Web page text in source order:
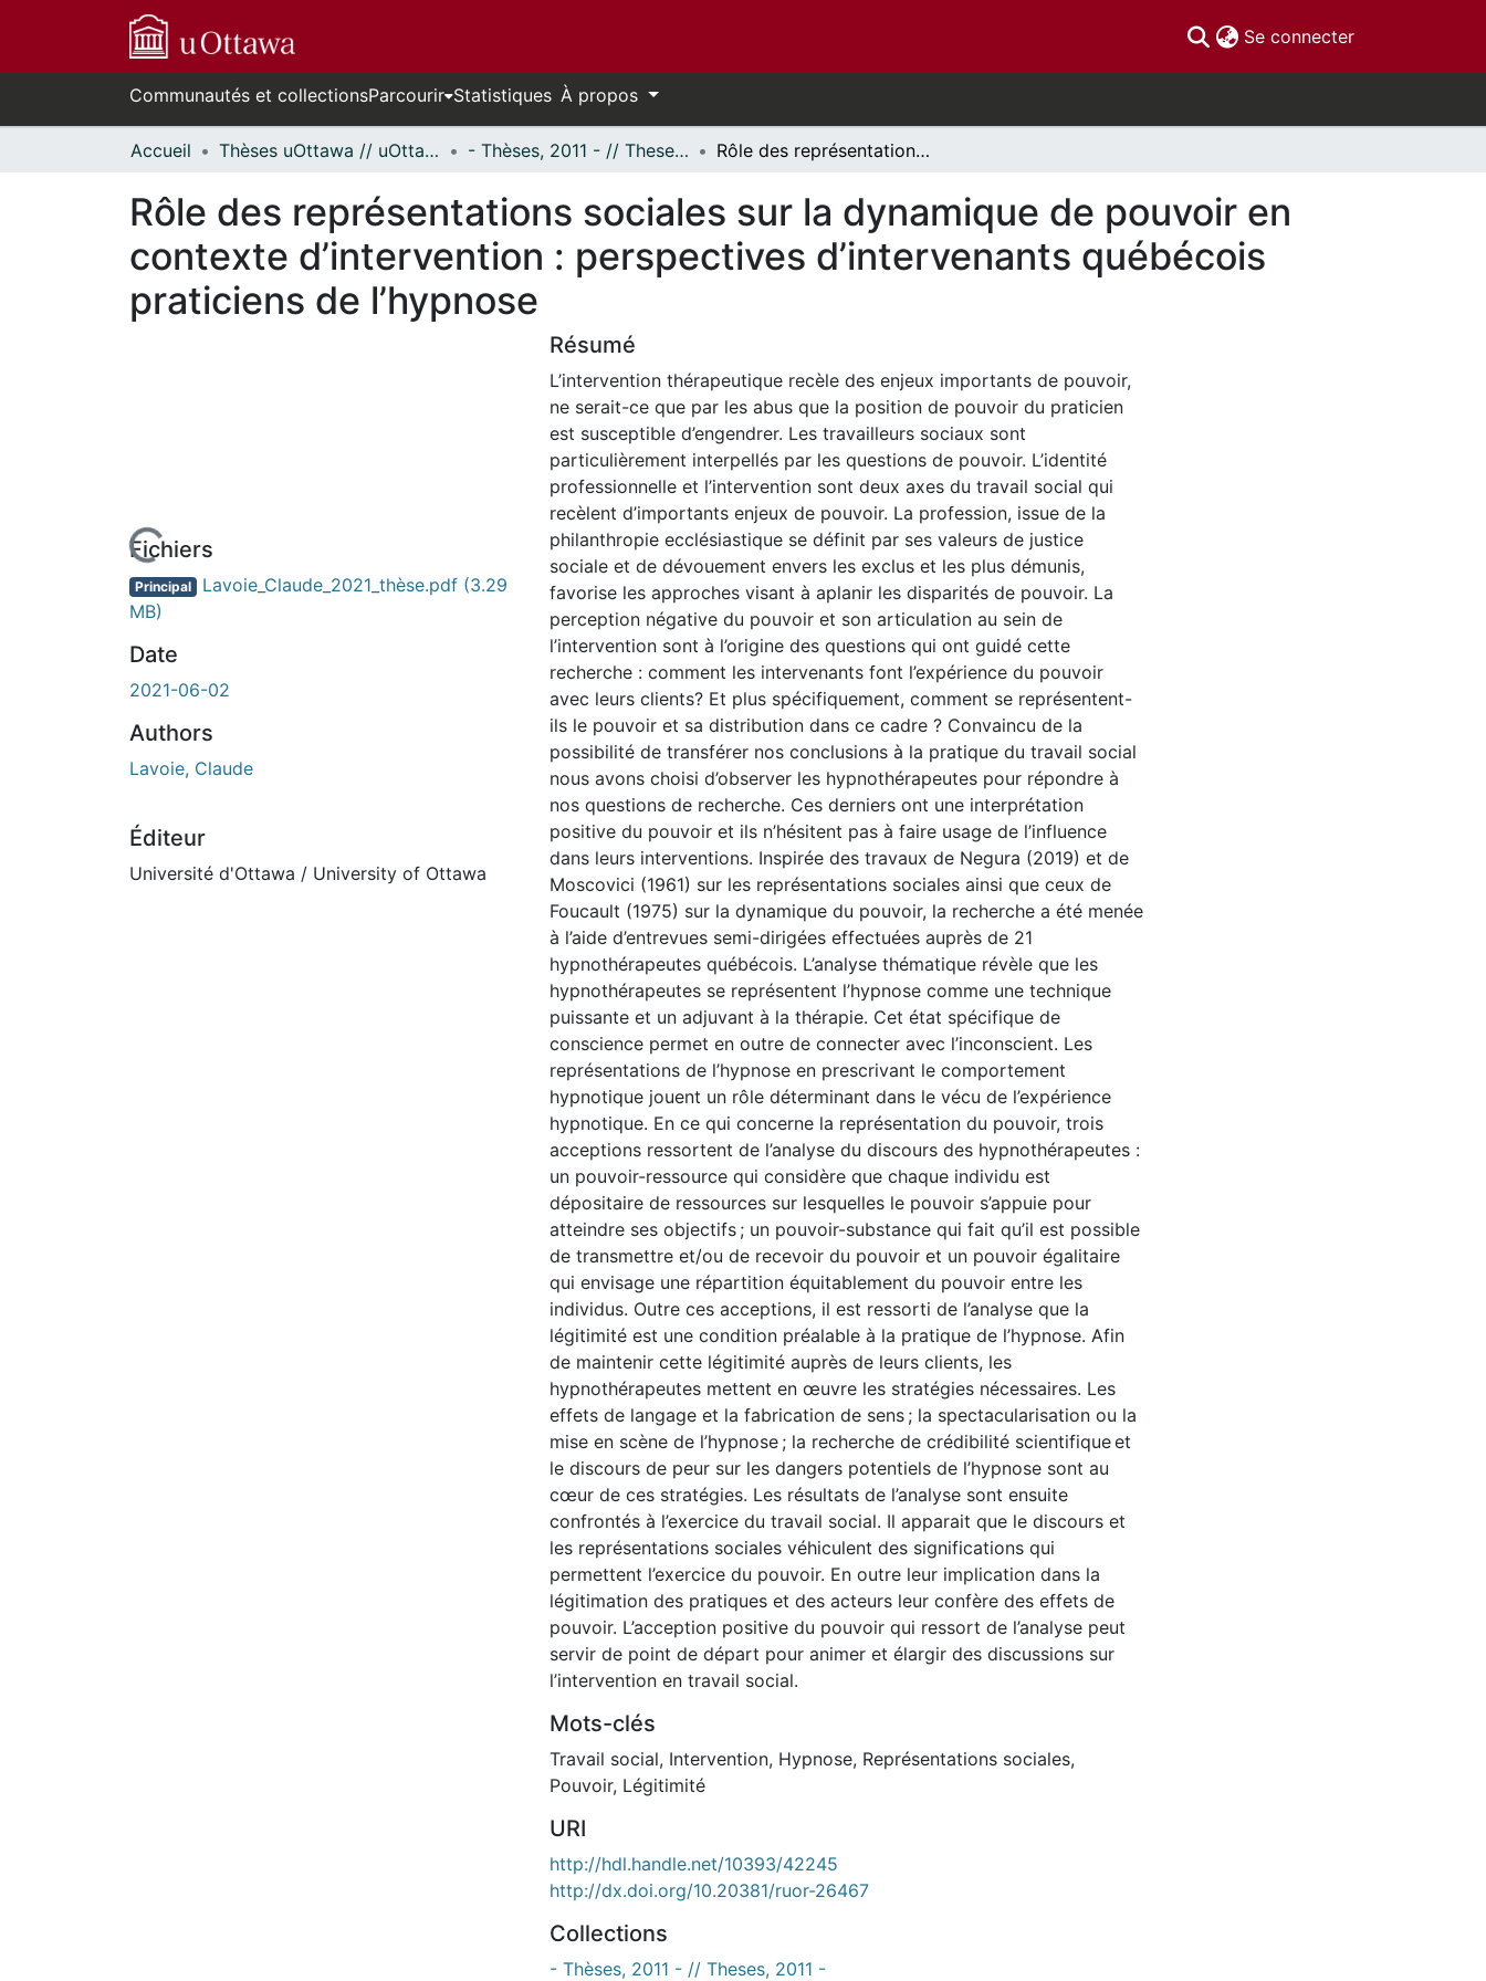
Se connecter(current)
Communautés et collectionsParcourir Statistiques À propos
Accueil Thèses uOttawa // uOttawa Theses - Thèses, 2011 - // Theses, 2011 - Rôle des représentations sociales sur la dynamique de pouvoir en contexte d’intervention : perspectives d’intervenants québécois praticiens de l’hypnose
Rôle des représentations sociales sur la dynamique de pouvoir en
contexte d’intervention : perspectives d’intervenants québécois
praticiens de l’hypnose
de chargement...Fichiers
Principal Lavoie_Claude_2021_thèse.pdf (3.29
MB)
Date
2021-06-02
Authors
Lavoie, Claude
Éditeur
Université d'Ottawa / University of Ottawa
Résumé
L’intervention thérapeutique recèle des enjeux importants de pouvoir,
ne serait-ce que par les abus que la position de pouvoir du praticien
est susceptible d’engendrer. Les travailleurs sociaux sont
particulièrement interpellés par les questions de pouvoir. L’identité
professionnelle et l’intervention sont deux axes du travail social qui
recèlent d’importants enjeux de pouvoir. La profession, issue de la
philanthropie ecclésiastique se définit par ses valeurs de justice
sociale et de dévouement envers les exclus et les plus démunis,
favorise les approches visant à aplanir les disparités de pouvoir. La
perception négative du pouvoir et son articulation au sein de
l’intervention sont à l’origine des questions qui ont guidé cette
recherche : comment les intervenants font l’expérience du pouvoir
avec leurs clients? Et plus spécifiquement, comment se représentent-
ils le pouvoir et sa distribution dans ce cadre ? Convaincu de la
possibilité de transférer nos conclusions à la pratique du travail social
nous avons choisi d’observer les hypnothérapeutes pour répondre à
nos questions de recherche. Ces derniers ont une interprétation
positive du pouvoir et ils n’hésitent pas à faire usage de l’influence
dans leurs interventions. Inspirée des travaux de Negura (2019) et de
Moscovici (1961) sur les représentations sociales ainsi que ceux de
Foucault (1975) sur la dynamique du pouvoir, la recherche a été menée
à l’aide d’entrevues semi-dirigées effectuées auprès de 21
hypnothérapeutes québécois. L’analyse thématique révèle que les
hypnothérapeutes se représentent l’hypnose comme une technique
puissante et un adjuvant à la thérapie. Cet état spécifique de
conscience permet en outre de connecter avec l’inconscient. Les
représentations de l’hypnose en prescrivant le comportement
hypnotique jouent un rôle déterminant dans le vécu de l’expérience
hypnotique. En ce qui concerne la représentation du pouvoir, trois
acceptions ressortent de l’analyse du discours des hypnothérapeutes :
un pouvoir-ressource qui considère que chaque individu est
dépositaire de ressources sur lesquelles le pouvoir s’appuie pour
atteindre ses objectifs ; un pouvoir-substance qui fait qu’il est possible
de transmettre et/ou de recevoir du pouvoir et un pouvoir égalitaire
qui envisage une répartition équitablement du pouvoir entre les
individus. Outre ces acceptions, il est ressorti de l’analyse que la
légitimité est une condition préalable à la pratique de l’hypnose. Afin
de maintenir cette légitimité auprès de leurs clients, les
hypnothérapeutes mettent en œuvre les stratégies nécessaires. Les
effets de langage et la fabrication de sens ; la spectacularisation ou la
mise en scène de l’hypnose ; la recherche de crédibilité scientifique et
le discours de peur sur les dangers potentiels de l’hypnose sont au
cœur de ces stratégies. Les résultats de l’analyse sont ensuite
confrontés à l’exercice du travail social. Il apparait que le discours et
les représentations sociales véhiculent des significations qui
permettent l’exercice du pouvoir. En outre leur implication dans la
légitimation des pratiques et des acteurs leur confère des effets de
pouvoir. L’acception positive du pouvoir qui ressort de l’analyse peut
servir de point de départ pour animer et élargir des discussions sur
l’intervention en travail social.
Mots-clés
Travail social, Intervention, Hypnose, Représentations sociales,
Pouvoir, Légitimité
URI
http://hdl.handle.net/10393/42245
http://dx.doi.org/10.20381/ruor-26467
Collections
- Thèses, 2011 - // Theses, 2011 -